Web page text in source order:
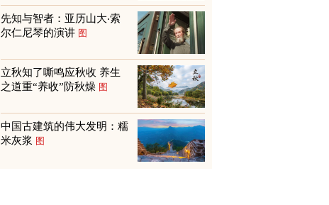
先知与智者：亚历山大‧索
尔仁尼琴的演讲 图
立秋知了嘶鸣应秋收 养生
之道重“养收”防秋燥 图
中国古建筑的伟大发明：糯
米灰浆 图